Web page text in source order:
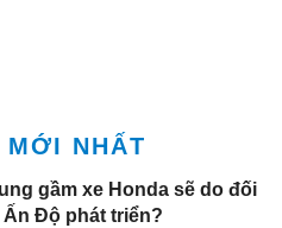
NHẤT
gầm xe Honda sẽ do đối
Ấn Độ phát triển?